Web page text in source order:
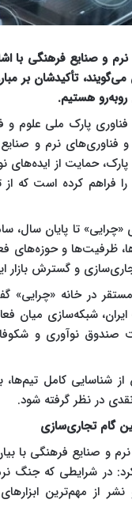
و صنایع فرهنگی با
تأکیدشان بر
هستیم.
فناوری پارک ملی
فناوری‌های نرم و
پارک، حمایت از
کرده است که از
«چرایی» تا پایان
ظرفیت‌ها و
و گسترش
مستقر در خانه
شبکه‌سازی میان
صندوق نوآوری و
از شناسایی کامل
در نظر گرفته شود.
گام تجاری‌سازی
و صنایع فرهنگی با
در شرایطی که
از مهم‌ترین